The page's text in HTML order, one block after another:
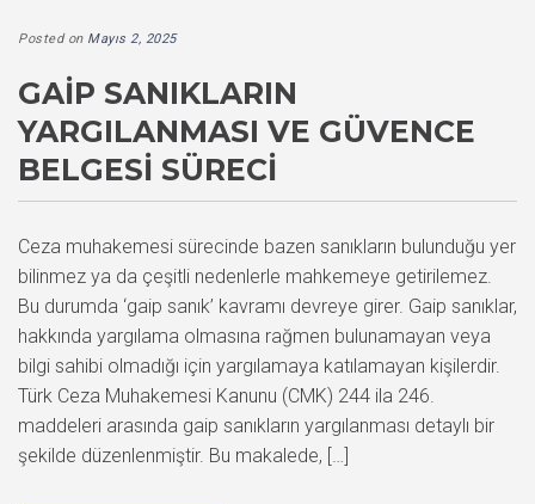
Posted on Mayıs 2, 2025
GAIP SANIKLARIN
YARGILANMASI VE GÜVENCE
BELGESI SÜRECI
Ceza muhakemesi sürecinde bazen sanıkların bulunduğu yer
bilinmez ya da çeşitli nedenlerle mahkemeye getirilemez.
Bu durumda ‘gaip sanık’ kavramı devreye girer. Gaip sanıklar,
hakkında yargılama olmasına rağmen bulunamayan veya
bilgi sahibi olmadığı için yargılamaya katılamayan kişilerdir.
Türk Ceza Muhakemesi Kanunu (CMK) 244 ila 246.
maddeleri arasında gaip sanıkların yargılanması detaylı bir
şekilde düzenlenmiştir. Bu makalede, […]